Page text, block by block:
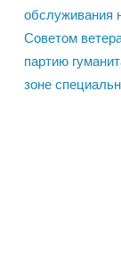
обслуживания
Советом
партию
зоне